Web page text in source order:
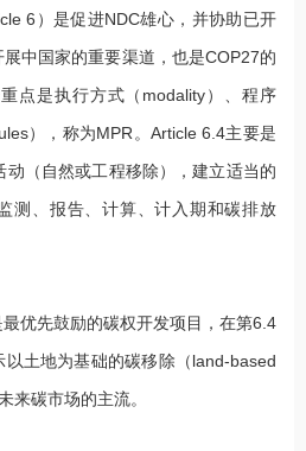
6）是促进NDC雄心，并协助已开
中国家的重要渠道，也是COP27的
点是执行方式（modality）、程序
），称为MPR。Article 6.4主要是
（自然或工程移除），建立适当的
测、报告、计算、计入期和碳排放
优先鼓励的碳权开发项目，在第6.4
土地为基础的碳移除（land-based
来碳市场的主流。